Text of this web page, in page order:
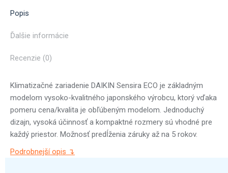
Popis
Ďalšie informácie
Recenzie (0)
Klimatizačné zariadenie DAIKIN Sensira ECO je základným
modelom vysoko-kvalitného japonského výrobcu, ktorý vďaka
pomeru cena/kvalita je obľúbeným modelom. Jednoduchý
dizajn, vysoká účinnosť a kompaktné rozmery sú vhodné pre
každý priestor. Možnosť predĺženia záruky až na 5 rokov.
Podrobnejší opis ↴